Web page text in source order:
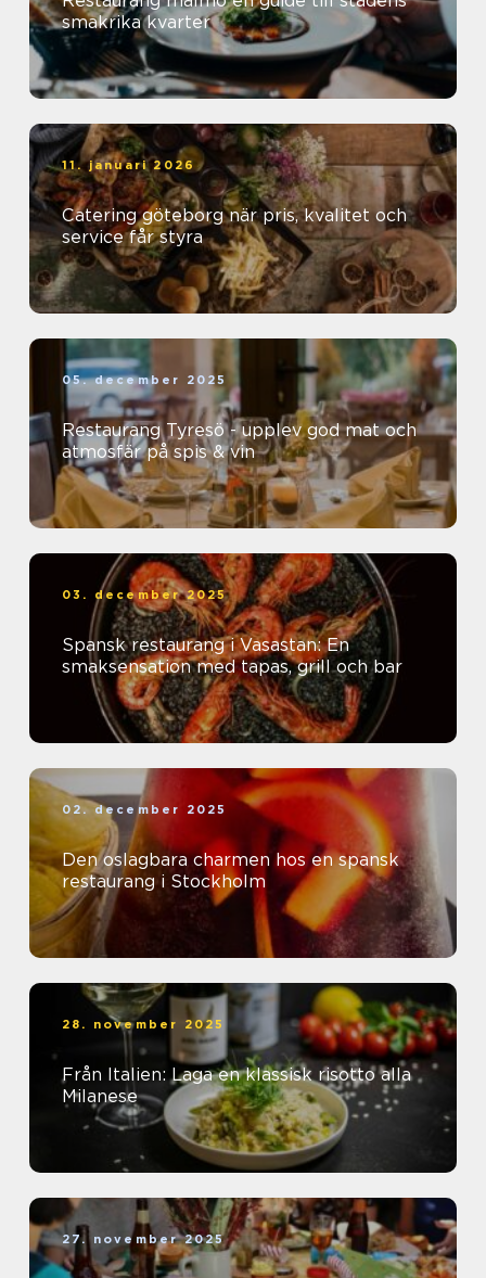
smakrika kvarter
11. januari 2026
Catering göteborg när pris, kvalitet och
service får styra
05. december 2025
Restaurang Tyresö - upplev god mat och
atmosfär på spis & vin
03. december 2025
Spansk restaurang i Vasastan: En
smaksensation med tapas, grill och bar
02. december 2025
Den oslagbara charmen hos en spansk
restaurang i Stockholm
28. november 2025
Från Italien: Laga en klassisk risotto alla
Milanese
27. november 2025